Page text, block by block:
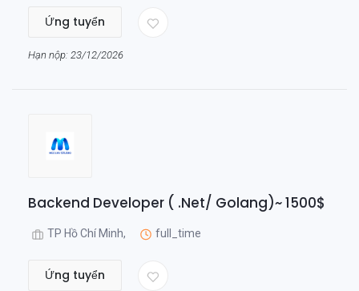
Ứng tuyển
Hạn nộp: 23/12/2026
Backend Developer ( .Net/ Golang)~ 1500$
TP Hồ Chí Minh, full_time
Ứng tuyển